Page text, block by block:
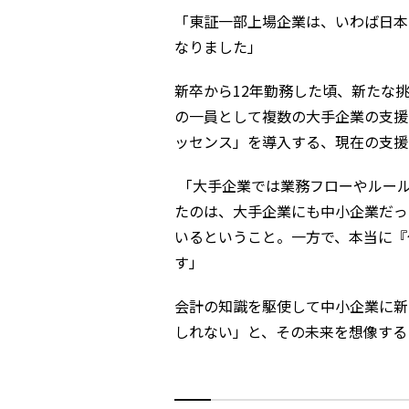
「東証一部上場企業は、いわば日
なりました」
新卒から12年勤務した頃、新たな
の一員として複数の大手企業の支
ッセンス」を導入する、現在の支
「大手企業では業務フローやル
たのは、大手企業にも中小企業だ
いるということ。一方で、本当に
す」
会計の知識を駆使して中小企業に
しれない」と、その未来を想像す